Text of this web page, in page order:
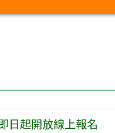
日起開放線上報名